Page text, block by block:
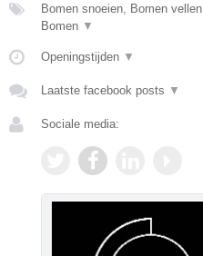
Bomen snoeien, Bomen
Bomen ▼
Openingstijden ▼
Laatste facebook posts ▼
Sociale media: